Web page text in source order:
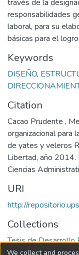
través de la
responsabilidades
laboral, para su
básicas para el
Keywords
DISEÑO,
Citation
Cacao Prudente ,
organizacional para
de yates y veleros
Libertad, año 2014.
Ciencias
URI
http://
Collections
Tesis de Desarrollo
We collect and